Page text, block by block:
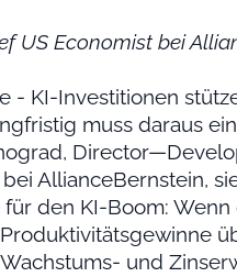
US Economist bei
- KI-Investitionen
muss daraus
AllianceBernstein,
den KI-Boom:
und